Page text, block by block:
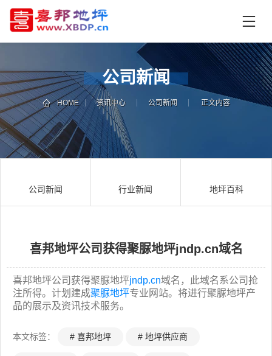
页
中
心
技
术
支
持
资
讯
中
例
公司新闻
HOME 资讯中心 公司新闻 正文内容
公司新闻 行业新闻 地坪百科
喜邦地坪公司获得聚脲地坪jndp.cn域名
喜邦地坪公司获得聚脲地坪jndp.cn域名，此域名系公司抢
注所得。计划建成聚脲地坪专业网站。将进行聚脲地坪产
品的展示及资讯技术服务。
本文标签： # 喜邦地坪 # 地坪供应商